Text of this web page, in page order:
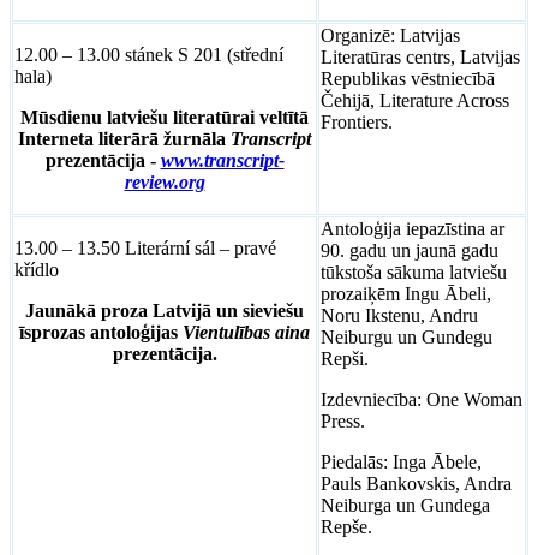
12.00 – 13.00 stánek S 201 (střední
hala)
Mūsdienu latviešu literatūrai veltītā
Interneta literārā žurnāla Transcript
prezentācija - www.transcript-
review.org
Organizē: Latvijas
Literatūras centrs, Latvijas
Republikas vēstniecībā
Čehijā, Literature Across
Frontiers.
13.00 – 13.50 Literární sál – pravé
křídlo
Jaunākā proza Latvijā un sieviešu
īsprozas antoloģijas Vientulības aina
prezentācija.
Antoloģija iepazīstina ar
90. gadu un jaunā gadu
tūkstoša sākuma latviešu
prozaiķēm Ingu Ābeli,
Noru Ikstenu, Andru
Neiburgu un Gundegu
Repši.
Izdevniecība: One Woman
Press.
Piedalās: Inga Ābele,
Pauls Bankovskis, Andra
Neiburga un Gundega
Repše.